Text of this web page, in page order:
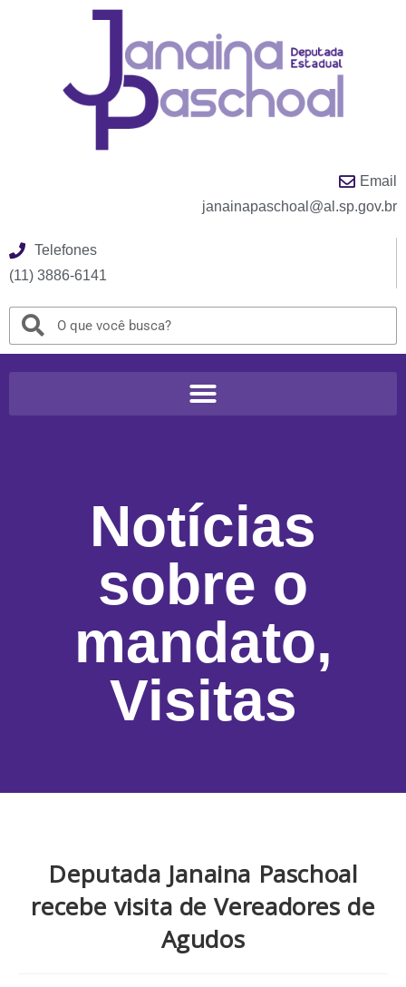
Email
janainapaschoal@al.sp.gov.br
Telefones
(11) 3886-6141
Notícias
sobre o
mandato,
Visitas
Deputada Janaina Paschoal
recebe visita de Vereadores de
Agudos